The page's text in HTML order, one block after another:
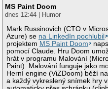
MS Paint Doom
dnes 12:44 | Humor
Mark Russinovich (CTO v
Azure) se na LinkedIn pochlubil
projektem MS Paint Doom
pomocí Claude. Hru Doom
hrát v programu Malování
Paint). Malování funguje jako
Herní engine (ViZDoom) běží
a každý vykreslený snímek hry